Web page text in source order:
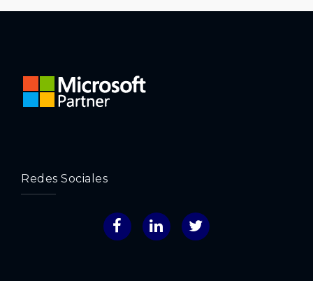
Redes Sociales
FacebookLinkedInTwitter